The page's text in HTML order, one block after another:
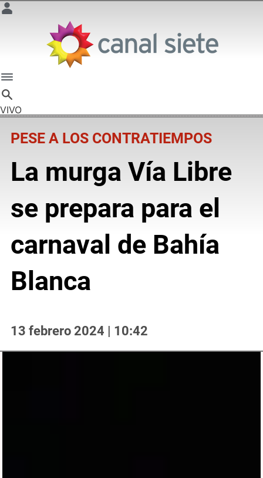
VIVO
PESE A LOS CONTRATIEMPOS
La murga Vía Libre
se prepara para el
carnaval de Bahía
Blanca
13 febrero 2024 | 10:42